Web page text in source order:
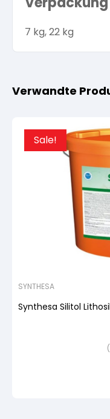
7 kg, 22 kg
Verwandte
Sale!
SYNTHESA
Synthesa Silitol
(